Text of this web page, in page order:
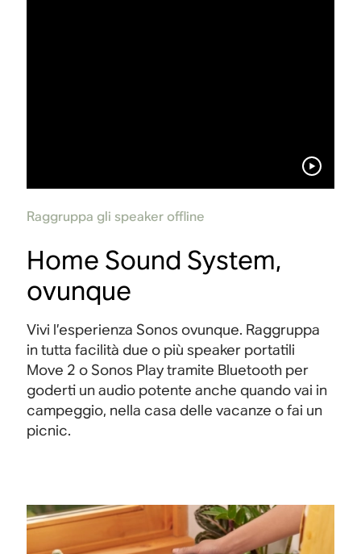
Raggruppa gli speaker offline
Home Sound System,
ovunque
Vivi l’esperienza Sonos ovunque. Raggruppa
in tutta facilità due o più speaker portatili
Move 2 o Sonos Play tramite Bluetooth per
goderti unaudio potente anche quando vai in
campeggio, nella casa delle vacanze o fai un
picnic.